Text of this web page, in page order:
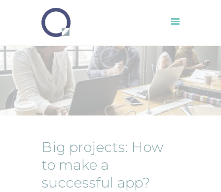
Inicio
Compañia
Servicios
Clientes
Auditor 4.0
Contacto
Big projects: How
to make a
successful app?